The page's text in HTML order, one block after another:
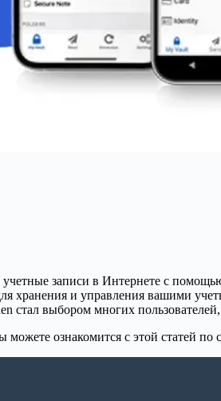
записи в Интернете с
хранения и управления вашими
выбором многих пользователей,
ознакомится с этой статей по